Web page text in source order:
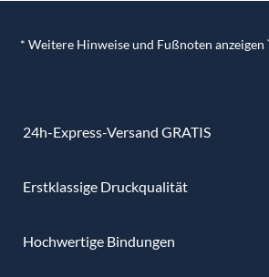
* Weitere Hinweise und Fußnoten anzeigen
24h-Express-Versand GRATIS
Erstklassige Druckqualität
Hochwertige Bindungen